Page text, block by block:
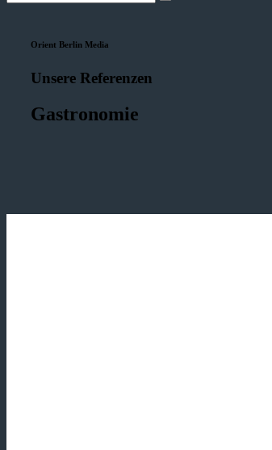
Orient Berlin Media
Unsere Referenzen
Gastronomie